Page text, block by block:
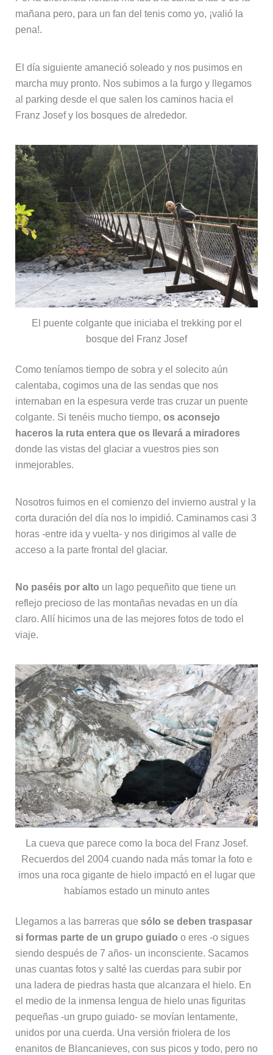
mañana pero, para un fan del tenis como yo, ¡valió la
pena!.
El día siguiente amaneció soleado y nos pusimos en
marcha muy pronto. Nos subimos a la furgo y llegamos
al parking desde el que salen los caminos hacia el
Franz Josef y los bosques de alrededor.
El puente colgante que iniciaba el trekking por el
bosque del Franz Josef
Como teníamos tiempo de sobra y el solecito aún
calentaba, cogimos una de las sendas que nos
internaban en la espesura verde tras cruzar un puente
colgante. Si tenéis mucho tiempo, os aconsejo
haceros la ruta entera que os llevará a miradores
donde las vistas del glaciar a vuestros pies son
inmejorables.
Nosotros fuimos en el comienzo del invierno austral y la
corta duración del día nos lo impidió. Caminamos casi 3
horas -entre ida y vuelta- y nos dirigimos al valle de
acceso a la parte frontal del glaciar.
No paséis por alto un lago pequeñito que tiene un
reflejo precioso de las montañas nevadas en un día
claro. Allí hicimos una de las mejores fotos de todo el
viaje.
La cueva que parece como la boca del Franz Josef.
Recuerdos del 2004 cuando nada más tomar la foto e
irnos una roca gigante de hielo impactó en el lugar que
habíamos estado un minuto antes
Llegamos a las barreras que sólo se deben traspasar
si formas parte de un grupo guiado o eres -o sigues
siendo después de 7 años- un inconsciente. Sacamos
unas cuantas fotos y salté las cuerdas para subir por
una ladera de piedras hasta que alcanzara el hielo. En
el medio de la inmensa lengua de hielo unas figuritas
pequeñas -un grupo guiado- se movían lentamente,
unidos por una cuerda. Una versión friolera de los
enanitos de Blancanieves, con sus picos y todo, pero no